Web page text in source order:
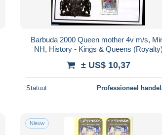
Barbuda 2000 Queen mother 4v m/s,
NH, History - Kings & Queens (Royalty)
± US$ 10,37
Statuut Professioneel
Nieuw